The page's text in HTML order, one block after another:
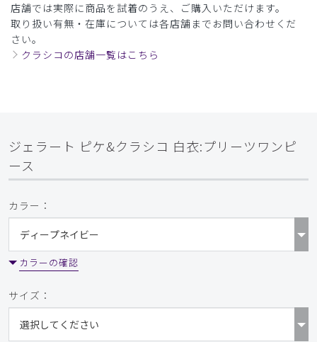
店舗では実際に商品を試着のうえ、ご購入いただけます。
取り扱い有無・在庫については各店舗までお問い合わせくだ
さい。
クラシコの店舗一覧はこちら
ジェラート ピケ&クラシコ 白衣:プリーツワンピ
ース
カラー：
カラーの確認
サイズ：